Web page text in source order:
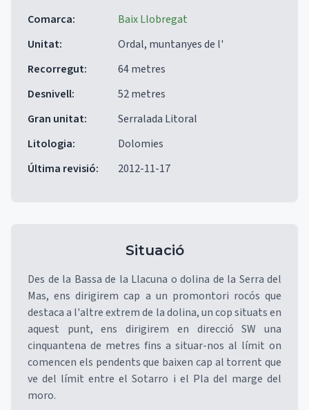
Comarca:
Baix Llobregat
Unitat:
Ordal, muntanyes de l'
Recorregut:
64 metres
Desnivell:
52 metres
Gran unitat:
Serralada Litoral
Litologia:
Dolomies
Última revisió: 2012-11-17
Situació
Des de la Bassa de la Llacuna o dolina de la Serra del
Mas, ens dirigirem cap a un promontori rocós que
destaca a l'altre extrem de la dolina, un cop situats en
aquest punt, ens dirigirem en direcció SW una
cinquantena de metres fins a situar-nos al límit on
comencen els pendents que baixen cap al torrent que
ve del límit entre el Sotarro i el Pla del marge del
moro.